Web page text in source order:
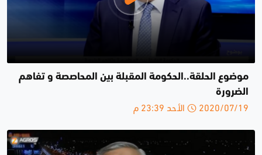
موضوع الحلقة..الحكومة المقبلة بين المحاصصة و تفاهم
الضرورة
2020/07/19 الأحد 23:39 م